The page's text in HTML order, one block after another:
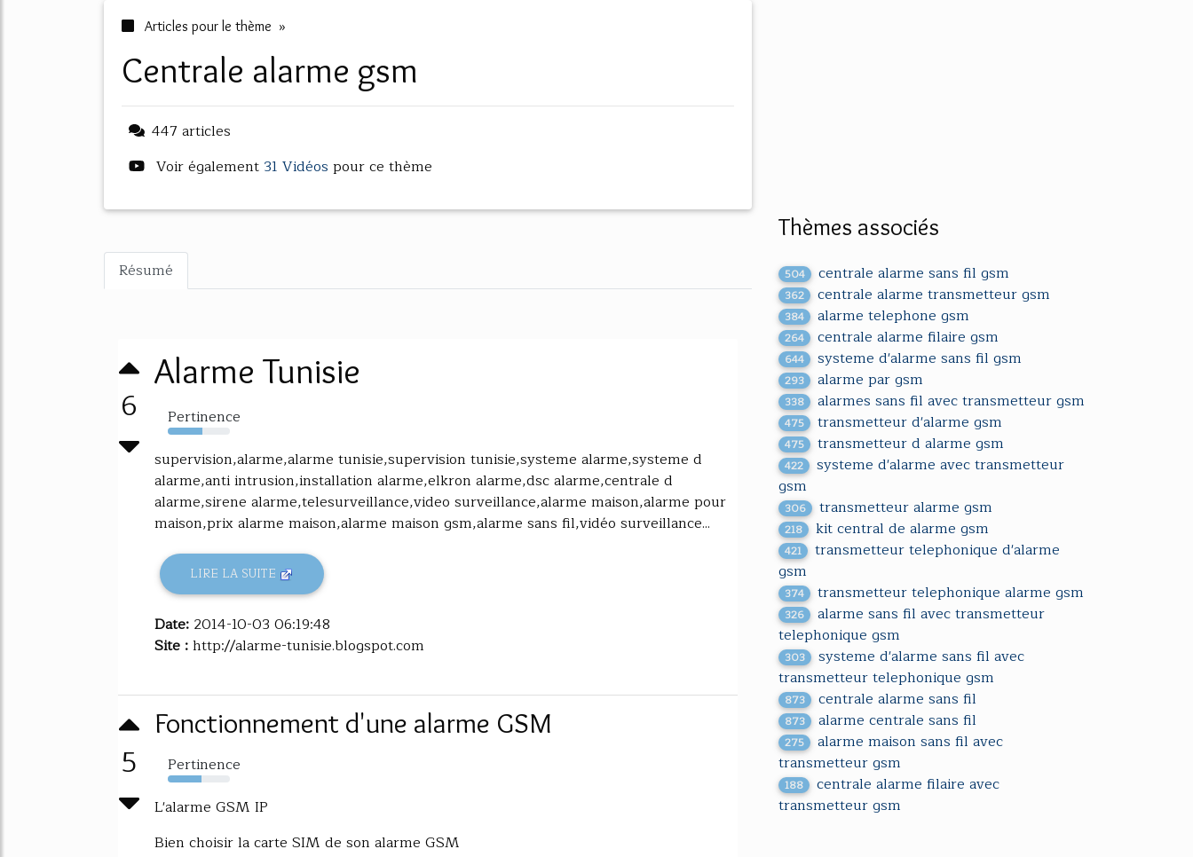
Articles pour le thème »
centrale alarme gsm
447 articles
Voir également 31 Vidéos pour ce thème
Résumé
6
Alarme Tunisie
Pertinence
56%
supervision,alarme,alarme tunisie,supervision tunisie,systeme alarme,systeme d
alarme,anti intrusion,installation alarme,elkron alarme,dsc alarme,centrale d
alarme,sirene alarme,telesurveillance,video surveillance,alarme maison,alarme pour
maison,prix alarme maison,alarme maison gsm,alarme sans fil,vidéo surveillance...
LIRE LA SUITE
Date: 2014-10-03 06:19:48
Site :http://alarme-tunisie.blogspot.com
5
Fonctionnement d'une alarme GSM
Pertinence
54%
L'alarme GSM IP
Bien choisir la carte SIM de son alarme GSM
Thèmes associés
504 centrale alarme sans fil gsm
362 centrale alarme transmetteur gsm
384 alarme telephone gsm
264 centrale alarme filaire gsm
644 systeme d'alarme sans fil gsm
293 alarme par gsm
338 alarmes sans fil avec transmetteur gsm
475 transmetteur d'alarme gsm
475 transmetteur d alarme gsm
422
systeme d'alarme avec transmetteur
gsm
306 transmetteur alarme gsm
218 kit central de alarme gsm
421
transmetteur telephonique d'alarme
gsm
374 transmetteur telephonique alarme gsm
326
alarme sans fil avec transmetteur
telephonique gsm
303
systeme d'alarme sans fil avec
transmetteur telephonique gsm
873 centrale alarme sans fil
873 alarme centrale sans fil
275
alarme maison sans fil avec
transmetteur gsm
188
centrale alarme filaire avec
transmetteur gsm